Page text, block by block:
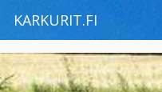
KARKURIT.FI